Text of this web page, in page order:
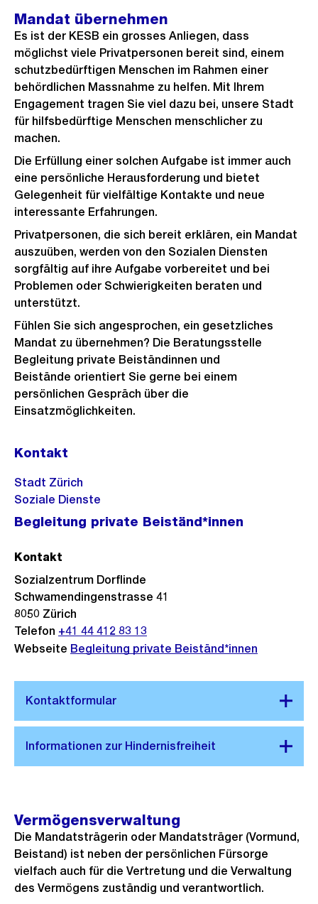
Mandat übernehmen
Es ist der KESB ein grosses Anliegen, dass
möglichst viele Privatpersonen bereit sind, einem
schutzbedürftigen Menschen im Rahmen einer
behördlichen Massnahme zu helfen. Mit Ihrem
Engagement tragen Sie viel dazu bei, unsere Stadt
für hilfsbedürftige Menschen menschlicher zu
machen.
Die Erfüllung einer solchen Aufgabe ist immer auch
eine persönliche Herausforderung und bietet
Gelegenheit für vielfältige Kontakte und neue
interessante Erfahrungen.
Privatpersonen, die sich bereit erklären, ein Mandat
auszuüben, werden von den Sozialen Diensten
sorgfältig auf ihre Aufgabe vorbereitet und bei
Problemen oder Schwierigkeiten beraten und
unterstützt.
Fühlen Sie sich angesprochen, ein gesetzliches
Mandat zu übernehmen? Die Beratungsstelle
Begleitung private Beiständinnen und
Beistände orientiert Sie gerne bei einem
persönlichen Gespräch über die
Einsatzmöglichkeiten.
Kontakt
Stadt Zürich
Soziale Dienste
Begleitung private Beiständ*innen
Kontakt
Sozialzentrum Dorflinde
Schwamendingenstrasse 41
8050 Zürich
Telefon +41 44 412 83 13
Webseite Begleitung private Beiständ*innen
Vermögensverwaltung
Die Mandatsträgerin oder Mandatsträger (Vormund,
Beistand) ist neben der persönlichen Fürsorge
vielfach auch für die Vertretung und die Verwaltung
des Vermögens zuständig und verantwortlich.